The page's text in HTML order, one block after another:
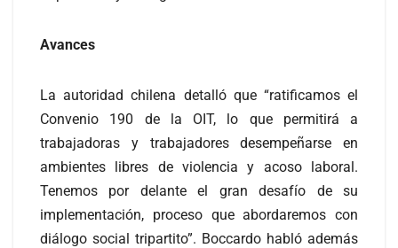
Avances
La autoridad chilena detalló que “ratificamos el
Convenio 190 de la OIT, lo que permitirá a
trabajadoras y trabajadores desempeñarse en
ambientes libres de violencia y acoso laboral.
Tenemos por delante el gran desafío de su
implementación, proceso que abordaremos con
diálogo social tripartito”. Boccardo habló además